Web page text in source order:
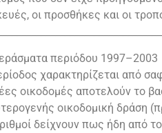
οι προσθήκες και οι
περιόδου 1997–2003
χαρακτηρίζεται από
οικοδομές αποτελούν το
οικοδομική δράση
δείχνουν πως ήδη από